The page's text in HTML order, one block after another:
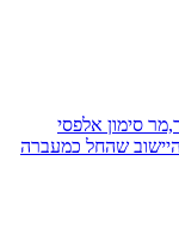
סימון אלפסי
שהחל כמעברה